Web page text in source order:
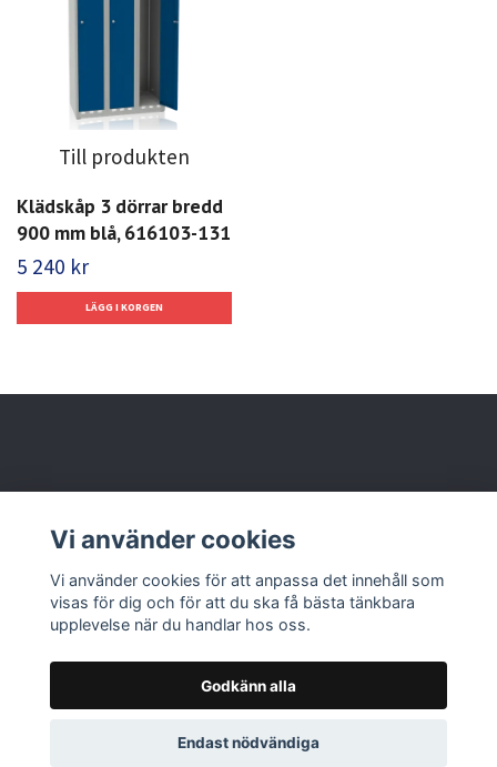
Till produkten
Klädskåp 3 dörrar bredd
900 mm blå, 616103-131
5 240 kr
Läs mer
© 2026 Nolbox AB
Vi använder cookies
Vi använder cookies för att anpassa det innehåll som
visas för dig och för att du ska få bästa tänkbara
upplevelse när du handlar hos oss.
Godkänn alla
Endast nödvändiga